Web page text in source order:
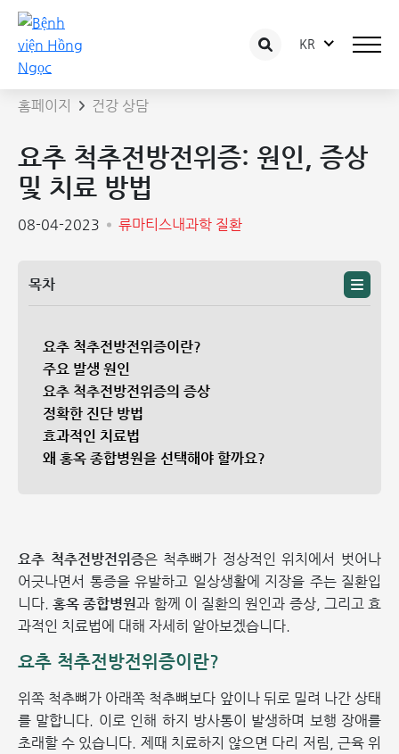
KR
상담 글 상세보기
홈페이지 건강 상담
요추 척추전방전위증: 원인, 증상
및 치료 방법
08-04-2023 류마티스내과학 질환
목차
요추 척추전방전위증이란?
주요 발생 원인
요추 척추전방전위증의 증상
정확한 진단 방법
효과적인 치료법
왜 홍옥 종합병원을 선택해야 할까요?
요추 척추전방전위증은 척추뼈가 정상적인 위치에서 벗어나
어긋나면서 통증을 유발하고 일상생활에 지장을 주는 질환입
니다.홍옥 종합병원과 함께 이 질환의 원인과 증상, 그리고 효
과적인 치료법에 대해 자세히 알아보겠습니다.
요추 척추전방전위증이란?
위쪽 척추뼈가 아래쪽 척추뼈보다 앞이나 뒤로 밀려 나간 상태
를 말합니다. 이로 인해 하지 방사통이 발생하며 보행 장애를
초래할 수 있습니다. 제때 치료하지 않으면 다리 저림, 근육 위